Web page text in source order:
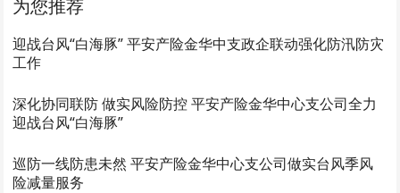
为您推荐
迎战台风“白海豚” 平安产险金华中支政企联动强化防汛防灾
工作
深化协同联防 做实风险防控 平安产险金华中心支公司全力
迎战台风“白海豚”
巡防一线防患未然 平安产险金华中心支公司做实台风季风
险减量服务